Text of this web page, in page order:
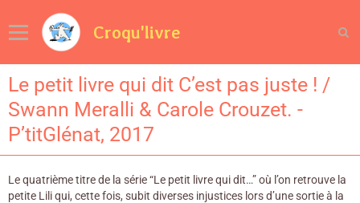
Croqu'livre
Le petit livre qui dit C’est pas juste ! /
Swann Meralli & Carole Crouzet. -
P’titGlénat, 2017
Le quatrième titre de la série “Le petit livre qui dit…” où l’on retrouve la
petite Lili qui, cette fois, subit diverses injustices lors d’une sortie à la